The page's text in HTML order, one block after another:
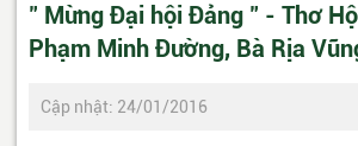
" Mừng Đại hội Đảng " - Thơ
Phạm Minh Đường, Bà Rịa
Cập nhật: 24/01/2016